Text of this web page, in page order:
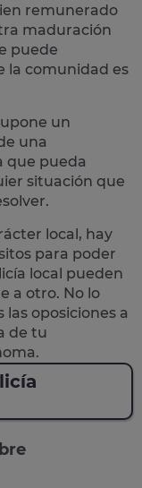
remunerado
maduración
puede
la comunidad es
un
una
que pueda
situación que
local, hay
para poder
local pueden
a otro. No lo
las oposiciones a
de tu